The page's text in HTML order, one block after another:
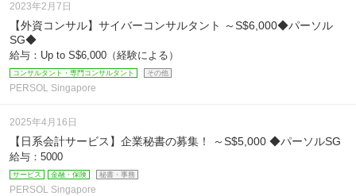
【外資コンサル】サイバーコンサルタント ～S$6,000◆パーソル
SG◆
給与：Up to S$6,000（経験による）
コンサルタント・専門コンサルタント その他
2023年2月7日
PERSOL Singapore
【日系会計サービス】企業秘書の募集！ ～S$5,000 ◆パーソルSG
給与：5000
サービス 金融・保険 秘書・事務
2025年4月16日
PERSOL Singapore